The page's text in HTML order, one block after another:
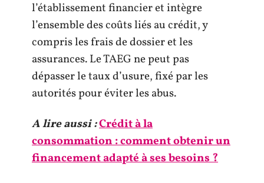
l’établissement financier et intègre
l’ensemble des coûts liés au crédit, y
compris les frais de dossier et les
assurances. Le TAEG ne peut pas
dépasser le taux d’usure, fixé par les
autorités pour éviter les abus.
A lire aussi :Crédit à la
consommation : comment obtenir un
financement adapté à ses besoins ?